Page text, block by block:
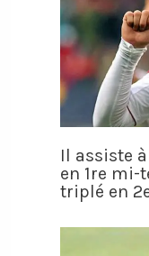
Il assiste
en 1re
triplé en